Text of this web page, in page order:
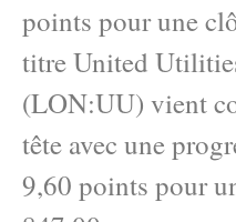
points pour une
titre United
(LON:UU) vient
tête avec une
9,60 points pour